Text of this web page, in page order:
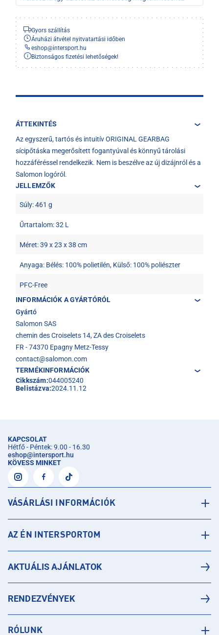
Gyors szállítás
Áruházi átvétel nyitvatartási időben
eshop@intersport.hu
Biztonságos fizetési lehetőségek!
ÁTTEKINTÉS
Az egyszerű, tartós és intuitív ORIGINAL GEARBAG
sícipőtáska megerősített fogantyúval és könnyű tárolási
hozzáféréssel rendelkezik. Nem is beszélve az új dizájnról és a
Salomon logóról.
JELLEMZŐK
Súly: 461 g
Űrtartalom: 32 L
Méret: 39 x 23 x 38 cm
Anyaga: Bélés: 100% polietilén, Külső: 100% poliészter
PFC-Free
INFORMÁCIÓK A GYÁRTÓRÓL
Gyártó
Salomon SAS
chemin des Croiselets 14, ZA des Croiselets
FR - 74370 Epagny Metz-Tessy
contact@salomon.com
TERMÉKINFORMÁCIÓK
Cikkszám:044005240
Belistázva:2024.11.12
KAPCSOLAT
Hétfő - Péntek: 9.00 - 16.30
eshop@intersport.hu
KÖVESS MINKET
VÁSÁRLÁSI INFORMÁCIÓK
AZ ÉN INTERSPORTOM
AKTUÁLIS AJÁNLATOK
RENDEZVÉNYEK
RÓLUNK